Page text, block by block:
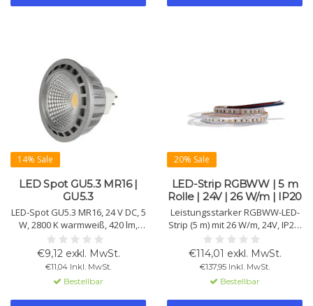
14% Sale
LED Spot GU5.3 MR16 |
GU5.3
LED-Spot GU5.3 MR16, 24 V DC, 5
W, 2800 K warmweiß, 420 lm,
60°. CRI >90, COB-Technologie,
PWM-dimmbar. IP20,
Aluminiumgehäuse,
Lebensdauer >20.000 h.
€9,12 exkl. MwSt.
€11,04 Inkl. MwSt.
Bestellbar
20% Sale
LED-Strip RGBWW | 5 m
Rolle | 24V | 26 W/m | IP20
Leistungsstarker RGBWW-LED-
Strip (5 m) mit 26 W/m, 24V, IP20,
2850 K, 1400 lm ±10 % und 96
Chips/m. Farbige Akzente oder
Warmweiß mit >90 CRI, PWM
dimmbar, >50.000 Std.
Lebensdauer, 3M-Klebeband.
€114,01 exkl. MwSt.
€137,95 Inkl. MwSt.
Bestellbar